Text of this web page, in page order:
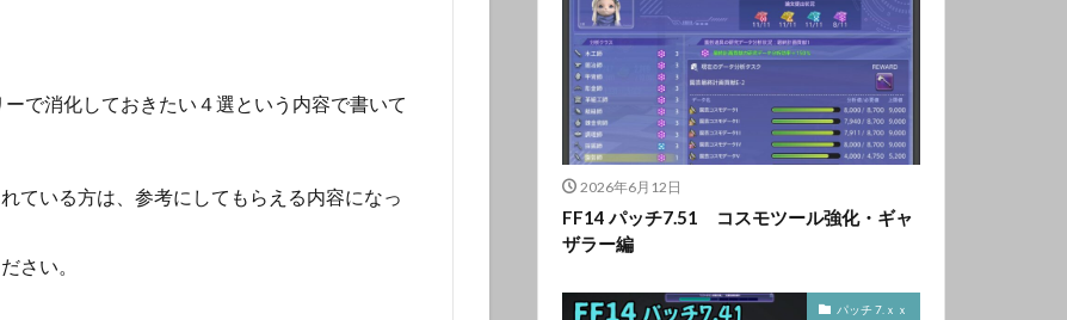
で消化しておきたい４選という内容で書いて
ている方は、参考にしてもらえる内容になっ
さい。
2026年6月12日
FF14 パッチ7.51 コスモツール強化・ギャ
ザラー編
パッチ 7.ｘｘ